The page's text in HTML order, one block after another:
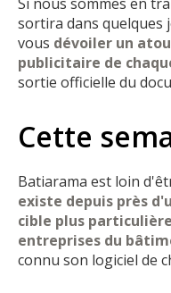
sortira dans quelques
vous dévoiler un
publicitaire de
sortie officielle du
Cette
Batiarama est loin
existe depuis près
cible plus
entreprises du
connu son logiciel de